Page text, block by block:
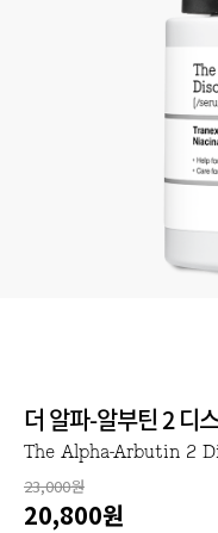
더 알파-알부틴 2 디
The Alpha-Arbutin 2
23,000원
20,800원